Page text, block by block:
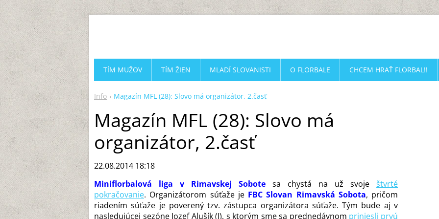
Info Magazín MFL (28): Slovo má organizátor, 2.časť
Magazín MFL (28): Slovo má
organizátor, 2.časť
22.08.2014 18:18
Miniflorbalová liga v Rimavskej Sobote sa chystá na už svoje štvrté
pokračovanie. Organizátorom súťaže je FBC Slovan Rimavská Sobota, pričom
riadením súťaže je poverený tzv. zástupca organizátora súťaže. Tým bude aj v
nasledujúcej sezóne Jozef Alušík (J), s ktorým sme sa prednedávnom priniesli prvú
TÍM MUŽOV TÍM ŽIEN MLADÍ SLOVANISTI O FLORBALE CHCEM HRAŤ FLORBAL!!